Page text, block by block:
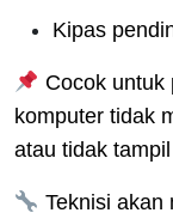
Kipas
Cocok untuk
komputer tidak
atau tidak
Teknisi akan